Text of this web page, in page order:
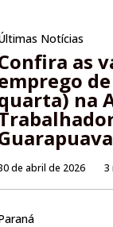
Notícias
as
na
de abril de 2026 3